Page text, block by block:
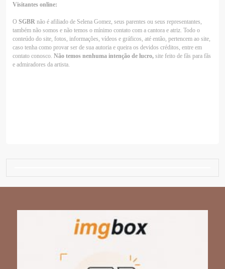
Visitantes online:
O SGBR não é afiliado de Selena Gomez, seus parentes ou seus representantes,
também não somos e não temos o mínimo contato com a cantora e atriz. Todo o
conteúdo do site, fotos, informações, vídeos e gráficos, até então, pertencem ao site,
caso tenha como provar ser de sua autoria e queira os devidos créditos, entre em
contato conosco. Não temos nenhuma intenção de lucro, site feito de fãs para fãs
e admiradores da artista.